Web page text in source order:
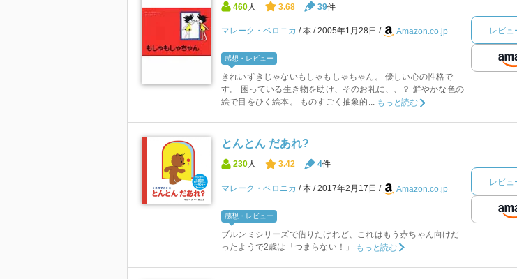
460 人 3.68 39件
マレーク・ベロニカ 本 2005年1月28日 Amazon.co.jp
感想・レビュー
きれいずきじゃないもしゃもしゃちゃん。 優しい心の性格で
す。 困っている生き物を助け、そのお礼に、、？ 鮮やかな色の
絵で目をひく絵本。 ものすごく抽象的... もっと読む
レビュ
とんとん だあれ?
230人 3.42 4件
マレーク・ベロニカ 本 2017年2月17日 Amazon.co.jp
感想・レビュー
ブルンミシリーズで借りたけれど、これはもう赤ちゃん向けだ
ったようで2歳は「つまらない！」
もっと読む
レビュ